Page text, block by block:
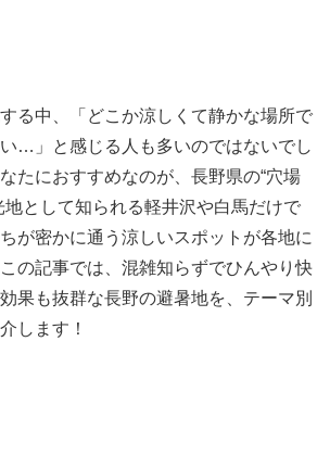
る中、「どこか涼しくて静かな場所で
…」と感じる人も多いのではないでし
たにおすすめなのが、長野県の“穴場
地として知られる軽井沢や白馬だけで
が密かに通う涼しいスポットが各地に
の記事では、混雑知らずでひんやり快
果も抜群な長野の避暑地を、テーマ別
します！